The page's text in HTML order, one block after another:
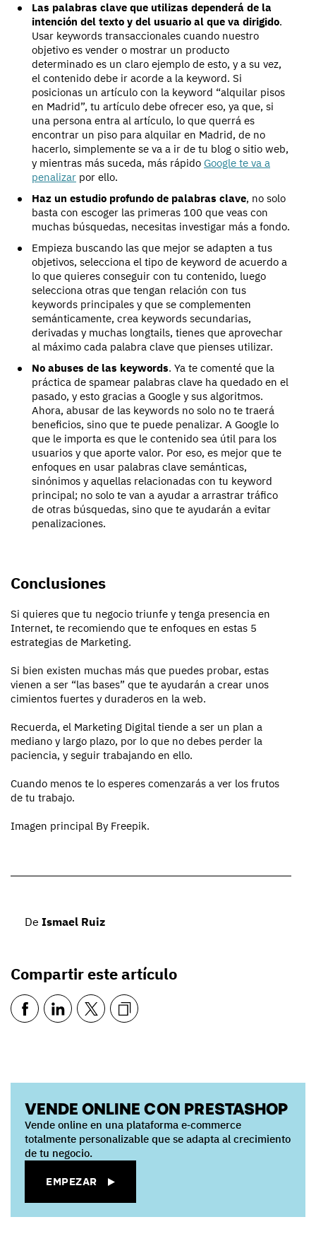
Las palabras clave que utilizas dependerá de la
intención del texto y del usuario al que va dirigido.
Usar keywords transaccionales cuando nuestro
objetivo es vender o mostrar un producto
determinado es un claro ejemplo de esto, y a su vez,
el contenido debe ir acorde a la keyword. Si
posicionas un artículo con la keyword “alquilar pisos
en Madrid”, tu artículo debe ofrecer eso, ya que, si
una persona entra al artículo, lo que querrá es
encontrar un piso para alquilar en Madrid, de no
hacerlo, simplemente se va a ir de tu blog o sitio web,
y mientras más suceda, más rápido Google te va a
penalizar por ello.
Haz un estudio profundo de palabras clave, no solo
basta con escoger las primeras 100 que veas con
muchas búsquedas, necesitas investigar más a fondo.
Empieza buscando las que mejor se adapten a tus
objetivos, selecciona el tipo de keyword de acuerdo a
lo que quieres conseguir con tu contenido, luego
selecciona otras que tengan relación con tus
keywords principales y que se complementen
semánticamente, crea keywords secundarias,
derivadas y muchas longtails, tienes que aprovechar
al máximo cada palabra clave que pienses utilizar.
No abuses de las keywords. Ya te comenté que la
práctica de spamear palabras clave ha quedado en el
pasado, y esto gracias a Google y sus algoritmos.
Ahora, abusar de las keywords no solo no te traerá
beneficios, sino que te puede penalizar. A Google lo
que le importa es que le contenido sea útil para los
usuarios y que aporte valor. Por eso, es mejor que te
enfoques en usar palabras clave semánticas,
sinónimos y aquellas relacionadas con tu keyword
principal; no solo te van a ayudar a arrastrar tráfico
de otras búsquedas, sino que te ayudarán a evitar
penalizaciones.
Conclusiones
Si quieres que tu negocio triunfe y tenga presencia en
Internet, te recomiendo que te enfoques en estas 5
estrategias de Marketing.
Si bien existen muchas más que puedes probar, estas
vienen a ser “las bases” que te ayudarán a crear unos
cimientos fuertes y duraderos en la web.
Recuerda, el Marketing Digital tiende a ser un plan a
mediano y largo plazo, por lo que no debes perder la
paciencia, y seguir trabajando en ello.
Cuando menos te lo esperes comenzarás a ver los frutos
de tu trabajo.
Imagen principal By Freepik.
De Ismael Ruiz
Compartir este artículo
VENDE ONLINE CON PRESTASHOP
Vende online en una plataforma e‑commerce
totalmente personalizable que se adapta al crecimiento
de tu negocio.
EMPEZAR